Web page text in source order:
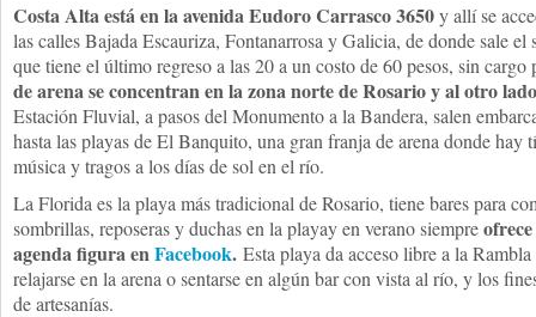
Costa Alta está en la avenida Eudoro Carrasco 3650y allí se
las calles Bajada Escauriza, Fontanarrosa y Galicia, de donde sale
que tiene el último regreso a las 20 a un costo de 60 pesos, sin
de arena se concentran en la zona norte de Rosario y al otro
Estación Fluvial, a pasos del Monumento a la Bandera, salen
hasta las playas de El Banquito, una gran franja de arena donde hay
música y tragos a los días de sol en el río.
La Florida es la playa más tradicional de Rosario, tiene bares para
sombrillas, reposeras y duchas en la playay en verano siempre
agenda figura enFacebook. Esta playa da acceso libre a la
relajarse en la arena o sentarse en algún bar con vista al río, y los
de artesanías.